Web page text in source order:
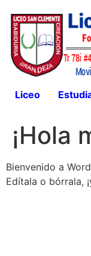
Liceo
¡Hola
Bienvenido a
Edítala o bórrala,